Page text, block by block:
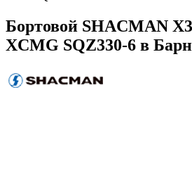
Бортовой SHACMAN
XCMG SQZ330-6 в